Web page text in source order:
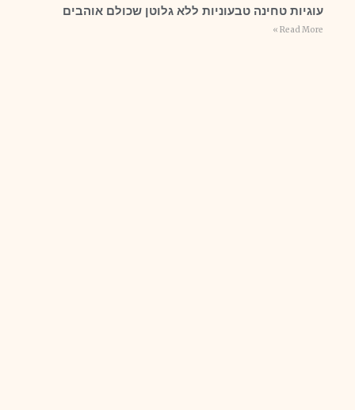
עוגיות טחינה טבעוניות ללא גלוטן שכולם אוהבים
Read More »